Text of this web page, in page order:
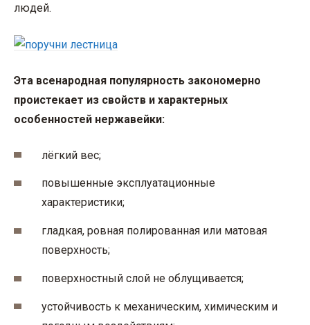
людей.
Эта всенародная популярность закономерно
проистекает из свойств и характерных
особенностей нержавейки:
лёгкий вес;
повышенные эксплуатационные
характеристики;
гладкая, ровная полированная или матовая
поверхность;
поверхностный слой не облущивается;
устойчивость к механическим, химическим и